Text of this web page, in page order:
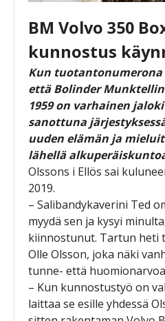
BM Volvo 350
kunnostus
Kun tuotantonumerona
että Bolinder
1959 on varhainen
sanottuna
uuden elämän ja
lähellä
Olssons i Ellös sai
2019.
– Salibandykaverini Ted
myydä sen ja kysyi
kiinnostunut. Tartun heti
Olle Olsson, joka näki
tunne- että
– Kun kunnostustyö on
laittaa se esille yhdessä